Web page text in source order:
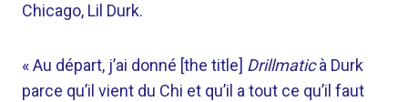
Chicago, Lil Durk.
« Au départ, j’ai donné [the title] Drillmaticà Durk
parce qu’il vient du Chi et qu’il a tout ce qu’il faut